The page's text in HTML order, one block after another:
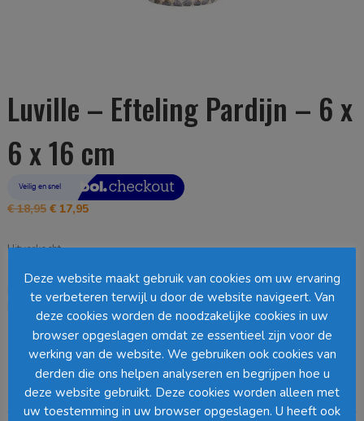
Luville – Efteling Pardijn – 6 x
6 x 16 cm
€18,95 Oorspronkelijke
was:
€17,95Huidige
Uitverkocht
EAN: 8718861656732 SKU: 1068036 Categorie:
Efteling miniaturen
Loading...
Barcode:
Beschrijving
Deze website maakt gebruik van cookies om uw ervaring
te verbeteren terwijl u door de website navigeert. Van
deze cookies worden de noodzakelijke cookies in uw
browser opgeslagen omdat ze essentieel zijn voor de
werking van de website. We gebruiken ook cookies van
derden die ons helpen analyseren en begrijpen hoe u
deze website gebruikt. Deze cookies worden alleen met
uw toestemming in uw browser opgeslagen. U heeft ook